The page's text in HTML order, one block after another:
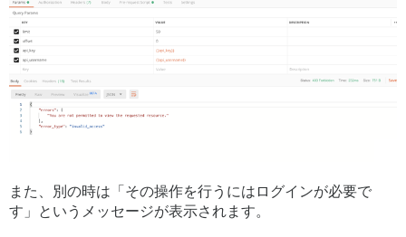
また、別の時は「その操作を行うにはログインが必要で
す」というメッセージが表示されます。